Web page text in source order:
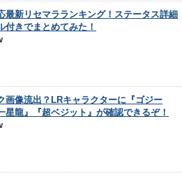
最新リセマラランキング！ステータス詳細
付きでまとめてみた！
画像流出？LRキャラクターに『ゴジー
星龍』『超ベジット』が確認できるぞ！